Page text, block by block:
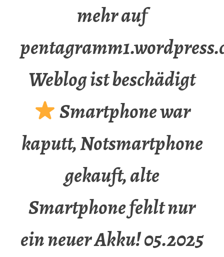
mehr auf
Weblog ist beschädigt
Smartphone war
kaputt, Notsmartphone
gekauft, alte
Smartphone fehlt nur
ein neuer Akku! 05.2025